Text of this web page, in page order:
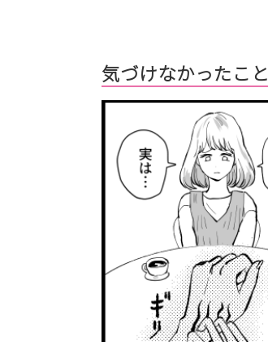
気づけなかったこ